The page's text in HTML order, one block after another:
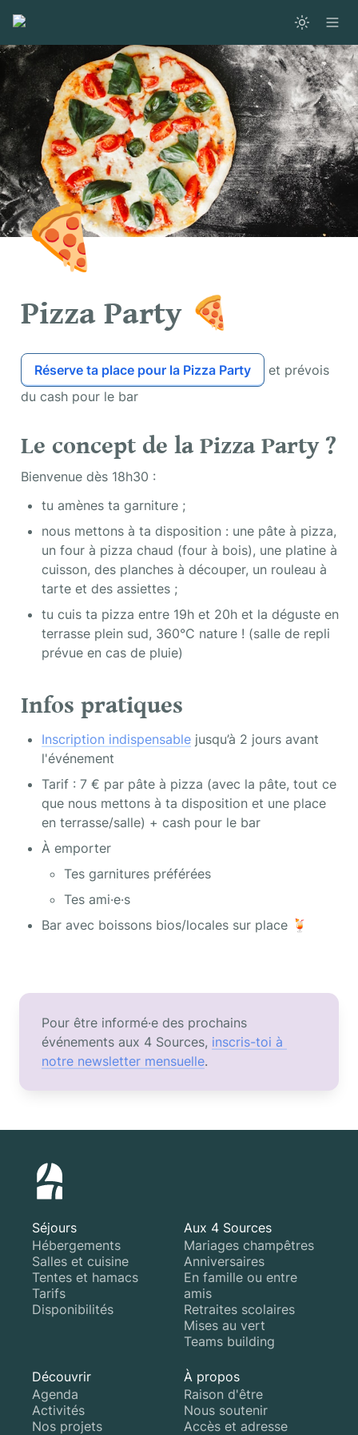
🍕
Pizza Party 🍕
Réserve ta place pour la Pizza Party
et prévois
du cash pour le bar
Bienvenue dès 18h30 :
tu amènes ta garniture ;
nous mettons à ta disposition : une pâte à pizza,
un four à pizza chaud (four à bois), une platine à
cuisson, des planches à découper, un rouleau à
tarte et des assiettes ;
tu cuis ta pizza entre 19h et 20h et la déguste en
terrasse plein sud, 360°C nature ! (salle de repli
prévue en cas de pluie)
Infos pratiques
Inscription indispensable jusqu’à 2 jours avant
l'événement
Tarif : 7 € par pâte à pizza (avec la pâte, tout ce
que nous mettons à ta disposition et une place
en terrasse/salle) + cash pour le bar
À emporter
Tes garnitures préférées
Tes ami·e·s
Bar avec boissons bios/locales sur place 🍹
Pour être informé·e des prochains
événements aux 4 Sources, inscris-toi à
notre newsletter mensuelle.
Séjours
Hébergements
Salles et cuisine
Tentes et hamacs
Tarifs
Disponibilités
Aux 4 Sources
Mariages champêtres
Anniversaires
En famille ou entre
amis
Retraites scolaires
Mises au vert
Teams building
Découvrir
Agenda
Activités
Nos projets
À propos
Raison d'être
Nous soutenir
Accès et adresse